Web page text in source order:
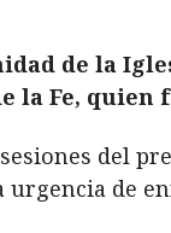
de la
Fe, quien
del
urgencia de